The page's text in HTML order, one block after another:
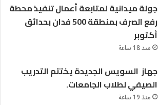
جولة ميدانية لمتابعة أعمال تنفيذ محطة
رفع الصرف بمنطقة 500 فدان بحدائق
أكتوبر
منذ 18 ساعة
جهاز السويس الجديدة يختتم التدريب
الصيفي لطلاب الجامعات.
منذ 19 ساعة